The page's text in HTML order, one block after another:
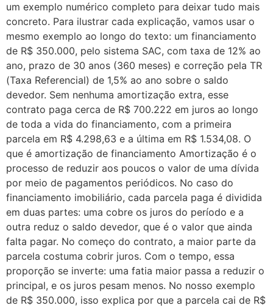
um exemplo numérico completo para deixar tudo mais
concreto. Para ilustrar cada explicação, vamos usar o
mesmo exemplo ao longo do texto: um financiamento
de R$ 350.000, pelo sistema SAC, com taxa de 12% ao
ano, prazo de 30 anos (360 meses) e correção pela TR
(Taxa Referencial) de 1,5% ao ano sobre o saldo
devedor. Sem nenhuma amortização extra, esse
contrato paga cerca de R$ 700.222 em juros ao longo
de toda a vida do financiamento, com a primeira
parcela em R$ 4.298,63 e a última em R$ 1.534,08. O
que é amortização de financiamento Amortização é o
processo de reduzir aos poucos o valor de uma dívida
por meio de pagamentos periódicos. No caso do
financiamento imobiliário, cada parcela paga é dividida
em duas partes: uma cobre os juros do período e a
outra reduz o saldo devedor, que é o valor que ainda
falta pagar. No começo do contrato, a maior parte da
parcela costuma cobrir juros. Com o tempo, essa
proporção se inverte: uma fatia maior passa a reduzir o
principal, e os juros pesam menos. No nosso exemplo
de R$ 350.000, isso explica por que a parcela cai de R$